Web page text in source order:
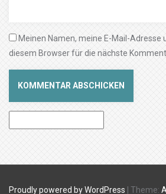
Meinen Namen, meine E-Mail-Adresse
diesem Browser für die nächste
Proudly powered by WordPress Theme: